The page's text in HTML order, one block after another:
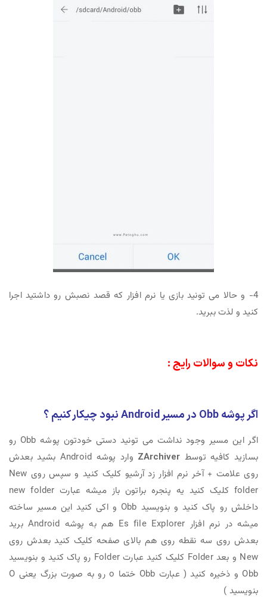
4- و حالا می تونید بازی یا نرم افزار که قصد نصبش رو داشتید اجرا
کنید و لذت ببرید.
نکات و سوالات رایج :
اگر پوشه Obb در مسیر Android نبود چیکار کنیم ؟
اگر این مسیر وجود نداشت می تونید دستی خودتون پوشه Obb رو
بسازید کافیه توسط ZArchiver
وارد پوشه Android بشید بعدش
روی علامت + آخر نرم افزار زد آرشیو کلیک کنید و سپس روی New
folder کلیک کنید یه پنجره براتون باز میشه عبارت new folder
داخلش رو پاک کنید و بنویسید Obb و اکی کنید این مسیر ساخته
میشه در نرم افزار Es file Explorer هم به پوشه Android برید
بعدش روی سه نقطه روی هم بالای صفحه کلیک کنید بعدش روی
New و بعد Folder کلیک کنید عبارت Folder رو پاک کنید و بنویسید
Obb و ذخیره کنید ( عبارت Obb ختما o رو به صورت بزرگ یعنی O
بنویسید )